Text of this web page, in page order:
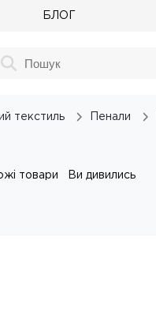
БЛОГ
текстиль Пенали
товари Ви дивились